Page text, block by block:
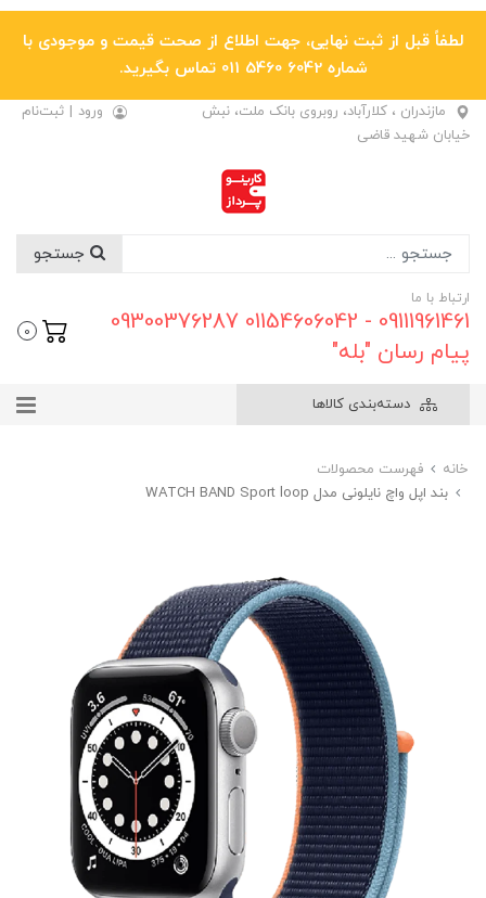
لطفاً قبل از ثبت نهایی، جهت اطلاع از صحت قیمت و موجودی با
شماره 6042 5460 011 تماس بگیرید.
مازندران ، کلارآباد، روبروی بانک ملت، نبش
خیابان شهید قاضی
ورود | ثبت‌نام
ارتباط با ما
09111961461 - 01154606042 09300376287
پیام رسان "بله"
0
دسته‌بندی کالاها
خانه
فهرست محصولات
بند اپل واچ نایلونی مدل WATCH BAND Sport loop